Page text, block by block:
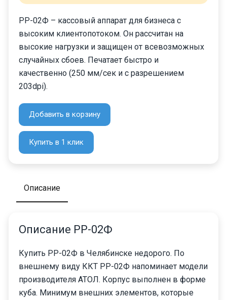
РР-02Ф – кассовый аппарат для бизнеса с
высоким клиентопотоком. Он рассчитан на
высокие нагрузки и защищен от всевозможных
случайных сбоев. Печатает быстро и
качественно (250 мм/сек и с разрешением
203dpi).
Добавить в корзину
Купить в 1 клик
Описание
Описание РР-02Ф
Купить РР-02Ф в Челябинске недорого. По
внешнему виду ККТ РР-02Ф напоминает модели
производителя АТОЛ. Корпус выполнен в форме
куба. Минимум внешних элементов, которые